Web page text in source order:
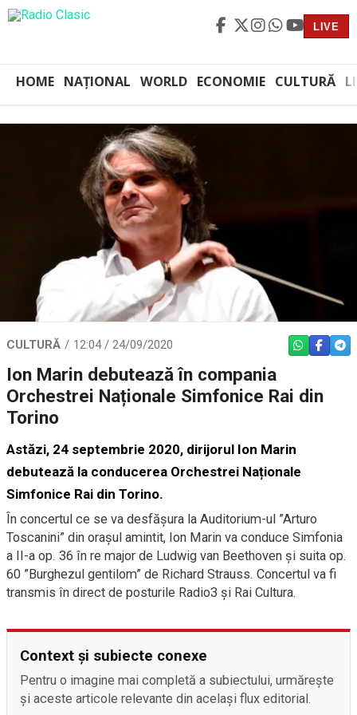
LIVE
HOME NAȚIONAL WORLD ECONOMIE CULTURĂ
CULTURĂ 12:04 / 24/09/2020 WHATSAPP
Ion Marin debutează în compania
Orchestrei Naționale Simfonice Rai din
Torino
Astăzi, 24 septembrie 2020, dirijorul Ion Marin
debutează la conducerea Orchestrei Naționale
Simfonice Rai din Torino.
În concertul ce se va desfășura la Auditorium-ul ”Arturo
Toscanini” din orașul amintit, Ion Marin va conduce Simfonia
a II-a op. 36 în re major de Ludwig van Beethoven și suita op.
60 ”Burghezul gentilom” de Richard Strauss. Concertul va fi
transmis în direct de posturile Radio3 și Rai Cultura.
Context și subiecte conexe
Pentru o imagine mai completă a subiectului, urmărește
și aceste articole relevante din același flux editorial.